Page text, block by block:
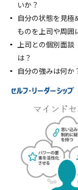
いか？
自分の状態を見極
ものを上司や周囲
上司との個別面
は？
自分の強みは何か